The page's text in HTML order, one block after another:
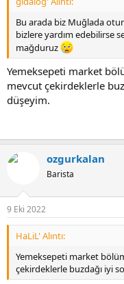
Bu arada biz Muğlada
bizlere yardım edebilirse
mağduruz
Yemeksepeti market
mevcut çekirdeklerle
düşeyim.
ozgurkalan
Barista
9 Eki 2022
HaLiL' Alıntı:
Yemeksepeti market
çekirdeklerle buzdağı iyi